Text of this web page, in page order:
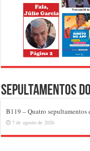
Sepultamentos
B119 – Quatro sepultamentos
7 de agosto de 2026